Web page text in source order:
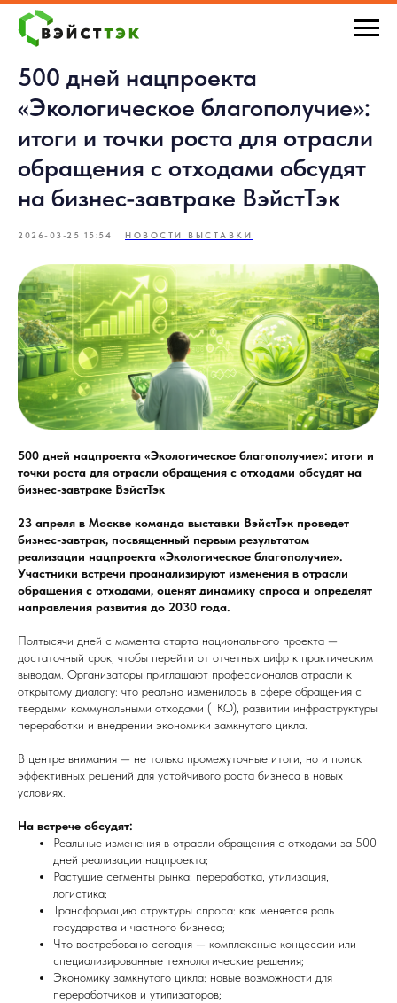
500 дней нацпроекта
«Экологическое благополучие»:
итоги и точки роста для отрасли
обращения с отходами обсудят
на бизнес-завтраке ВэйстТэк
2026-03-25 15:54 НОВОСТИ ВЫСТАВКИ
500 дней нацпроекта «Экологическое благополучие»: итоги и
точки роста для отрасли обращения с отходами обсудят на
бизнес-завтраке ВэйстТэк
23 апреля в Москве команда выставки ВэйстТэк проведет
бизнес-завтрак, посвященный первым результатам
реализации нацпроекта «Экологическое благополучие».
Участники встречи проанализируют изменения в отрасли
обращения с отходами, оценят динамику спроса и определят
направления развития до 2030 года.
Полтысячи дней с момента старта национального проекта —
достаточный срок, чтобы перейти от отчетных цифр к практическим
выводам. Организаторы приглашают профессионалов отрасли к
открытому диалогу: что реально изменилось в сфере обращения с
твердыми коммунальными отходами (ТКО), развитии инфраструктуры
переработки и внедрении экономики замкнутого цикла.
В центре внимания — не только промежуточные итоги, но и поиск
эффективных решений для устойчивого роста бизнеса в новых
условиях.
На встрече обсудят:
Реальные изменения в отрасли обращения с отходами за 500
дней реализации нацпроекта;
Растущие сегменты рынка: переработка, утилизация,
логистика;
Трансформацию структуры спроса: как меняется роль
государства и частного бизнеса;
Что востребовано сегодня — комплексные концессии или
специализированные технологические решения;
Экономику замкнутого цикла: новые возможности для
переработчиков и утилизаторов;